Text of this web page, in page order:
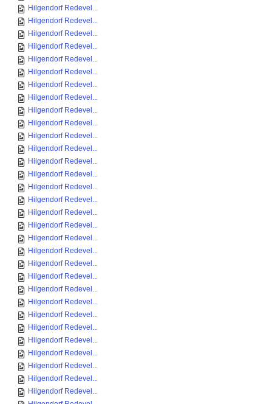
Hilgendorf Redevel...
Hilgendorf Redevel...
Hilgendorf Redevel...
Hilgendorf Redevel...
Hilgendorf Redevel...
Hilgendorf Redevel...
Hilgendorf Redevel...
Hilgendorf Redevel...
Hilgendorf Redevel...
Hilgendorf Redevel...
Hilgendorf Redevel...
Hilgendorf Redevel...
Hilgendorf Redevel...
Hilgendorf Redevel...
Hilgendorf Redevel...
Hilgendorf Redevel...
Hilgendorf Redevel...
Hilgendorf Redevel...
Hilgendorf Redevel...
Hilgendorf Redevel...
Hilgendorf Redevel...
Hilgendorf Redevel...
Hilgendorf Redevel...
Hilgendorf Redevel...
Hilgendorf Redevel...
Hilgendorf Redevel...
Hilgendorf Redevel...
Hilgendorf Redevel...
Hilgendorf Redevel...
Hilgendorf Redevel...
Hilgendorf Redevel...